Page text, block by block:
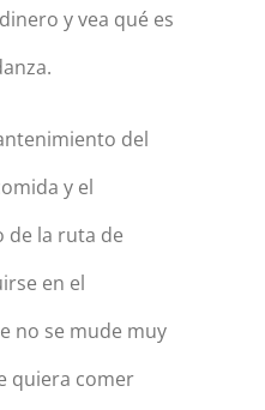
y vea qué es
del
y el
de la ruta de
en el
no se mude muy
quiera comer